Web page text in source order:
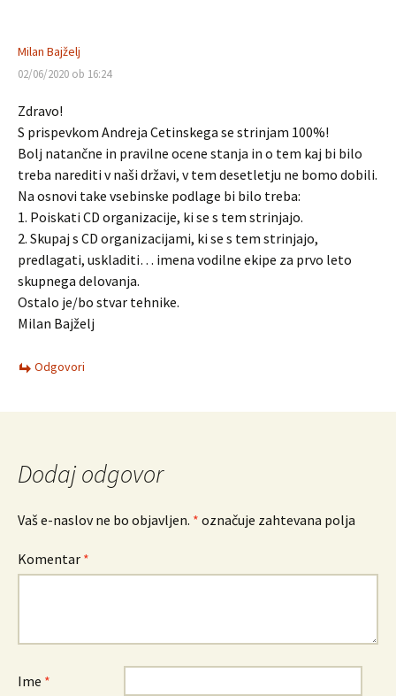
Milan Bajželj
02/06/2020 ob 16:24
Zdravo!
S prispevkom Andreja Cetinskega se strinjam 100%!
Bolj natančne in pravilne ocene stanja in o tem kaj bi bilo
treba narediti v naši državi, v tem desetletju ne bomo dobili.
Na osnovi take vsebinske podlage bi bilo treba:
1. Poiskati CD organizacije, ki se s tem strinjajo.
2. Skupaj s CD organizacijami, ki se s tem strinjajo,
predlagati, uskladiti… imena vodilne ekipe za prvo leto
skupnega delovanja.
Ostalo je/bo stvar tehnike.
Milan Bajželj
Odgovori
Dodaj odgovor
Vaš e-naslov ne bo objavljen. * označuje zahtevana polja
Komentar *
Ime *